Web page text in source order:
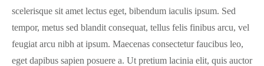
scelerisque sit amet lectus eget, bibendum iaculis ipsum. Sed
tempor, metus sed blandit consequat, tellus felis finibus arcu, vel
feugiat arcu nibh at ipsum. Maecenas consectetur faucibus leo,
eget dapibus sapien posuere a. Ut pretium lacinia elit, quis auctor